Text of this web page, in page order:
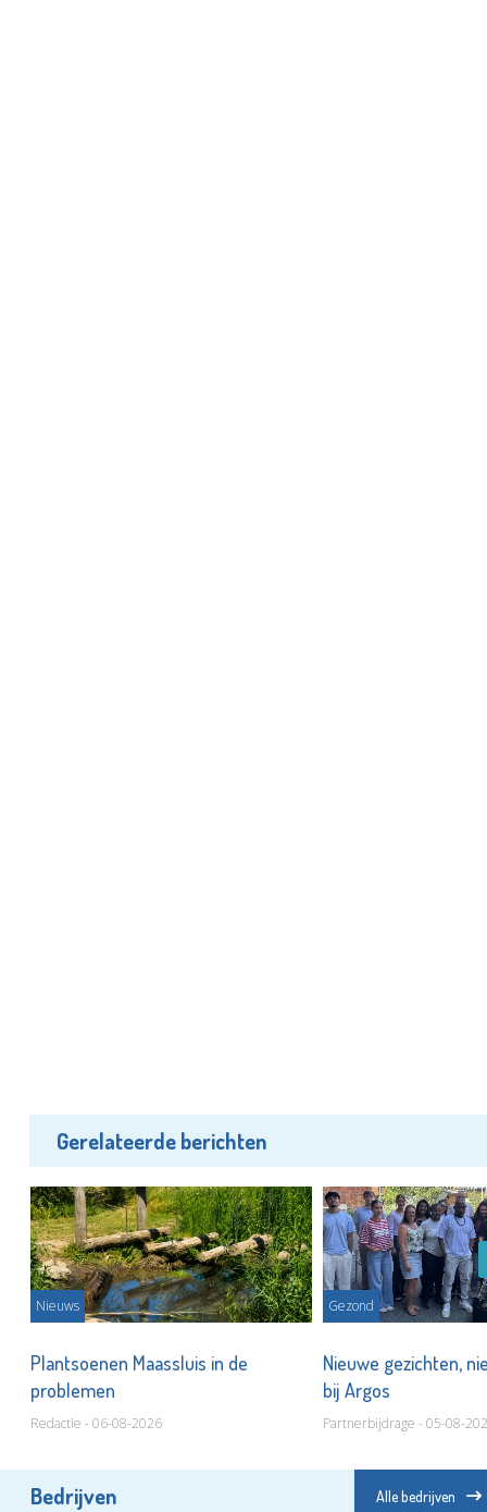
Gerelateerde berichten
Nieuws
Plantsoenen Maassluis in de
problemen
Redactie - 06-08-2026
Gezond
Nieuwe gezichten,
bij Argos
Partnerbijdrage - 05-08-
Bedrijven Alle bedrijven